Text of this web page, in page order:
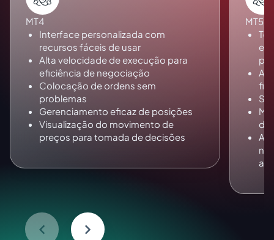
MT4
Interface personalizada com
recursos fáceis de usar
Alta velocidade de execução para
eficiência de negociação
Colocação de ordens sem
problemas
Gerenciamento eficaz de posições
Visualização do movimento de
preços para tomada de decisões
MT5
e
de